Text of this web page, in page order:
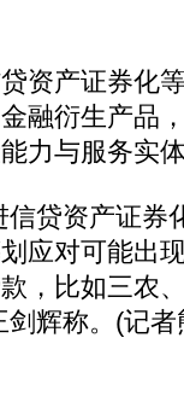
产证券化
融衍生产品
力与服务实
贷资产证券
应对可能出
，比如三农
剑辉称。(记者